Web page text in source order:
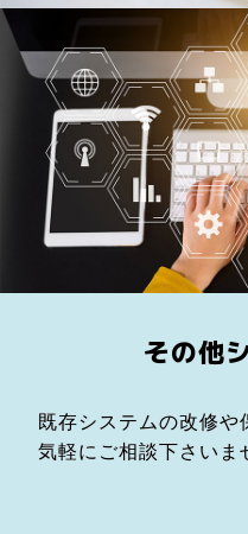
その他
既存システムの改修
気軽にご相談下さいま